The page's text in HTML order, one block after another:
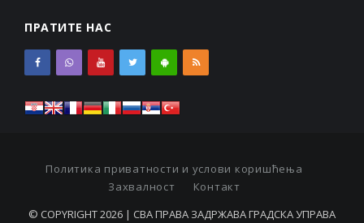
ПРАТИТЕ НАС
Политика приватности и услови коришћења
Захвалност
Контакт
© COPYRIGHT 2026 | СВА ПРАВА ЗАДРЖАВА ГРАДСКА УПРАВА